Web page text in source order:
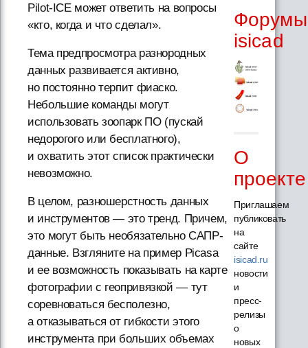
Pilot-ICE может ответить на вопросы
«кто, когда и что сделал».
Тема предпросмотра разнородных
данных развивается активно,
но постоянно терпит фиаско.
Небольшие команды могут
использовать зоопарк ПО (пускай
недорогого или бесплатного),
и охватить этот список практически
невозможно.
В целом, разношерстность данных
и инструментов — это тренд. Причем,
это могут быть необязательно САПР-
данные. Взгляните на пример Picasa
и ее возможность показывать на карте
фотографии с геопривязкой — тут
соревноваться бесполезно,
а отказываться от гибкости этого
инструмента при больших объемах
Форумы
isicad
О
проекте
Приглашаем
публиковать
на
сайте
isicad.ru
новости
и
пресс-
релизы
о
новых